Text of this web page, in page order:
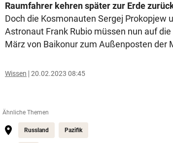
Raumfahrer kehren später zur Erde
Doch die Kosmonauten Sergej Prokopjew
Astronaut Frank Rubio müssen nun auf
März von Baikonur zum Außenposten der
Wissen 20.02.2023 08:45
Ähnliche Themen
Russland Pazifik